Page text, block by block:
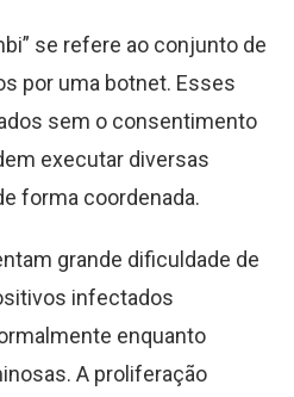
se refere ao conjunto de
por uma botnet. Esses
sem o consentimento
executar diversas
forma coordenada.
grande dificuldade de
infectados
enquanto
A proliferação